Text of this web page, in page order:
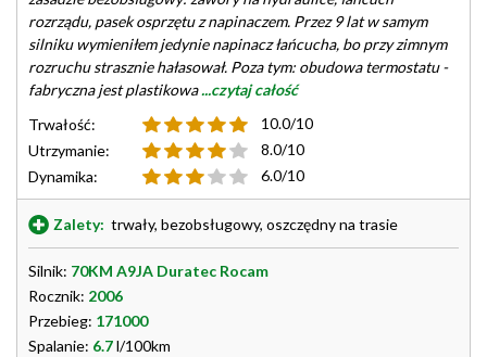
rozrządu, pasek osprzętu z napinaczem. Przez 9 lat w samym
silniku wymieniłem jedynie napinacz łańcucha, bo przy zimnym
rozruchu strasznie hałasował. Poza tym: obudowa termostatu -
fabryczna jest plastikowa...czytaj całość
Trwałość:
10.0/10
Utrzymanie:
8.0/10
Dynamika:
6.0/10
Zalety: trwały, bezobsługowy, oszczędny na trasie
Silnik: 70KM A9JA Duratec Rocam
Rocznik: 2006
Przebieg: 171000
Spalanie: 6.7l/100km